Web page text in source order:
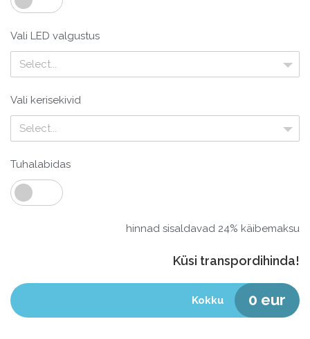
Vali LED valgustus
Select...
Vali kerisekivid
Select...
Tuhalabidas
hinnad sisaldavad 24% käibemaksu
Küsi transpordihinda!
Kokku 0 eur